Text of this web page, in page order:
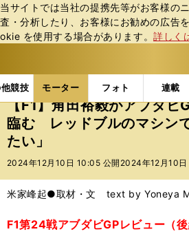
当サイトでは当社の提携先等がお客様の
査・分析したり、お客様にお勧めの広告
okie を使⽤する場合があります。詳しく
競技 モーター フォト 連載
b
ス
ポ
ル
テ
ー
バ
モーターの記事一覧 モータ
【F1】角田裕毅がアブダビ
臨む レッドブルのマシン
たい」
2024年12月10日 10:05 公開 2024年12月10
米家峰起●取材・文 text by Yoneya
F1第24戦アブダビGPレビュー（後